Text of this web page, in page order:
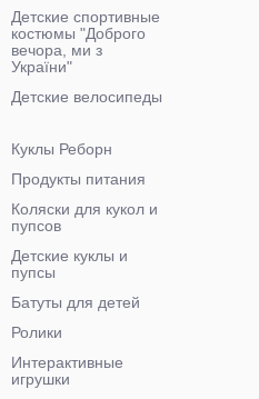
Детские спортивные
костюмы "Доброго
вечора, ми з
України"
Детские велосипеды
Куклы Реборн
Продукты питания
Коляски для кукол и
пупсов
Детские куклы и
пупсы
Батуты для детей
Ролики
Интерактивные
игрушки